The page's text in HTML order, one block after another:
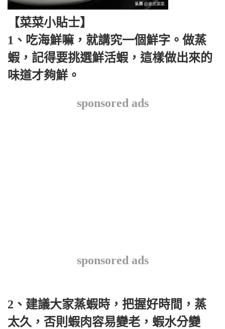
【菜菜小貼士】
1、吃海鮮嘛，就講究一個鮮字。做蒸
蝦，記得要挑選鮮活蝦，這樣做出來的
味道才夠鮮。
sponsored ads
sponsored ads
2、建議大家蒸蝦時，把握好時間，蒸
太久，否則蝦肉容易變老，蝦水分變